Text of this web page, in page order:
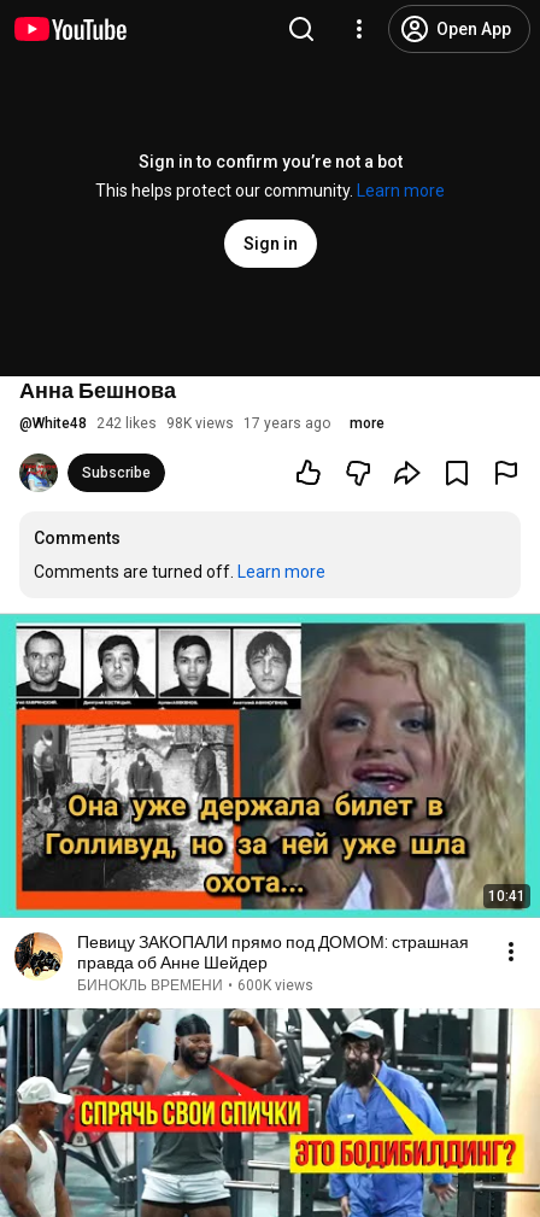
Open App
Sign in to confirm you’re not a bot
This helps protect our community.
Learn more
Sign in
Анна Бешнова
@White48 242 likes 98K views 17 years ago more
Subscribe
Comments
Comments are turned off. Learn more
10:41
Певицу ЗАКОПАЛИ прямо под ДОМОМ: страшная
правда об Анне Шейдер
БИНОКЛЬ ВРЕМЕНИ • 600K views